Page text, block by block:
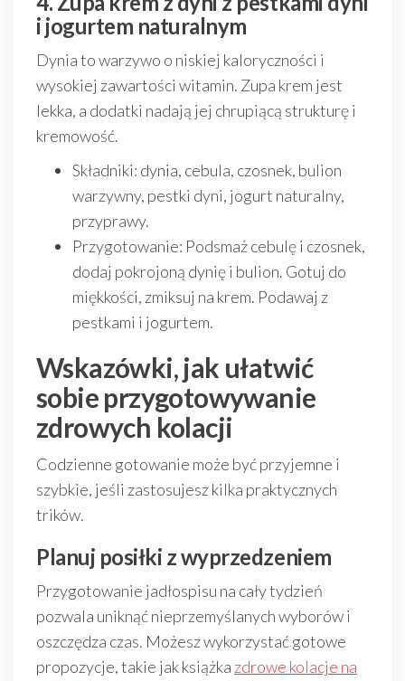
i jogurtem naturalnym
Dynia to warzywo o niskiej kaloryczności i
wysokiej zawartości witamin. Zupa krem jest
lekka, a dodatki nadają jej chrupiącą strukturę i
kremowość.
Składniki: dynia, cebula, czosnek, bulion
warzywny, pestki dyni, jogurt naturalny,
przyprawy.
Przygotowanie: Podsmaż cebulę i czosnek,
dodaj pokrojoną dynię i bulion. Gotuj do
miękkości, zmiksuj na krem. Podawaj z
pestkami i jogurtem.
Wskazówki, jak ułatwić
sobie przygotowywanie
zdrowych kolacji
Codzienne gotowanie może być przyjemne i
szybkie, jeśli zastosujesz kilka praktycznych
trików.
Planuj posiłki z wyprzedzeniem
Przygotowanie jadłospisu na cały tydzień
pozwala uniknąć nieprzemyślanych wyborów i
oszczędza czas. Możesz wykorzystać gotowe
propozycje, takie jak książka zdrowe kolacje na